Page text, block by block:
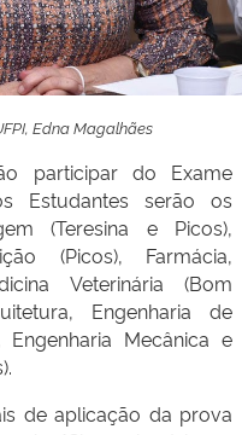
Edna Magalhães
participar do Exame
Estudantes serão os
(Teresina e Picos),
(Picos), Farmácia,
Veterinária (Bom
Engenharia de
Engenharia Mecânica e
de aplicação da prova